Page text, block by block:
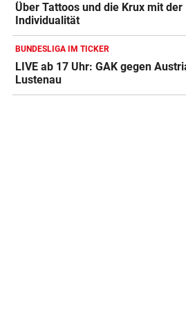
Über Tattoos und die Krux mit der
Individualität
BUNDESLIGA IM TICKER
LIVE ab 17 Uhr: GAK gegen
Lustenau